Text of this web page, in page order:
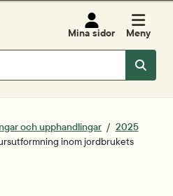
Mina sidor Meny
Sök
och upphandlingar
2025
inom jordbrukets